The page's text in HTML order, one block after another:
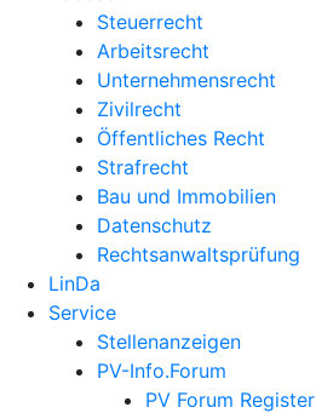
Steuerrecht
Arbeitsrecht
Unternehmens­recht
Zivilrecht
Öffentliches Recht
Strafrecht
Bau und Immobilien
Datenschutz
Rechtsanwalts­prüfung
LinDa
Service
Stellenanzeigen
PV-Info.Forum
PV Forum Register